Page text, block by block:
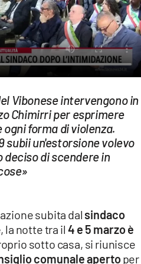
Vibonese intervengono in
Chimirri per esprimere
forma di violenza.
subii un'estorsione volevo
deciso di scendere in
subita dal sindaco
la notte tra il 4 e 5 marzo è
sotto casa, si riunisce
comunale apertoper